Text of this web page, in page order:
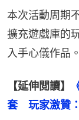
本次活動周期
擴充遊戲庫的
入手心儀作品。
【延伸閲讀】
套　玩家激贊